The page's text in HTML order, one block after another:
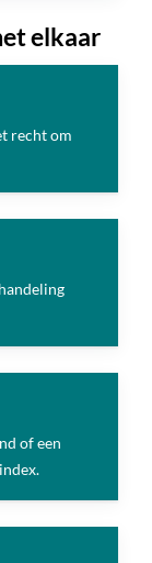
elkaar
recht om
of een